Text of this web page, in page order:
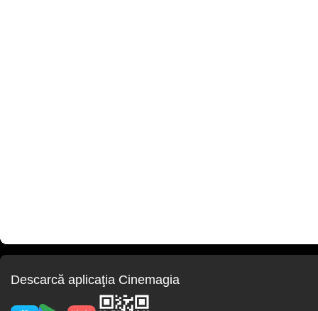
Descarcă aplicaţia Cinemagia